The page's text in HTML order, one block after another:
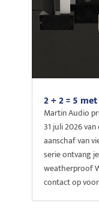
2 + 2 = 5
Martin Audio
31 juli 2026
aanschaf van
serie ontvang
weatherproof
contact op